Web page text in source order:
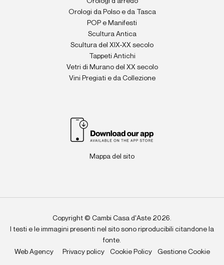
Orologi da Polso e da Tasca
POP e Manifesti
Scultura Antica
Scultura del XIX-XX secolo
Tappeti Antichi
Vetri di Murano del XX secolo
Vini Pregiati e da Collezione
Mappa del sito
Copyright © Cambi Casa d'Aste 2026.
I testi e le immagini presenti nel sito sono riproducibili citandone la
fonte.
Web Agency
Privacy policy Cookie Policy Gestione Cookie